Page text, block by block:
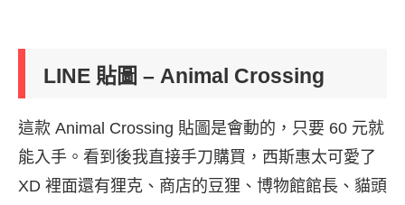
LINE 貼圖 – Animal Crossing
這款 Animal Crossing 貼圖是會動的，只要 60 元就
能入手。看到後我直接手刀購買，西斯惠太可愛了
XD 裡面還有狸克、商店的豆狸、博物館館長、貓頭